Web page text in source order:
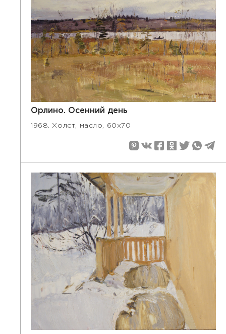
Орлино. Осенний день
1968. Холст, масло, 60х70